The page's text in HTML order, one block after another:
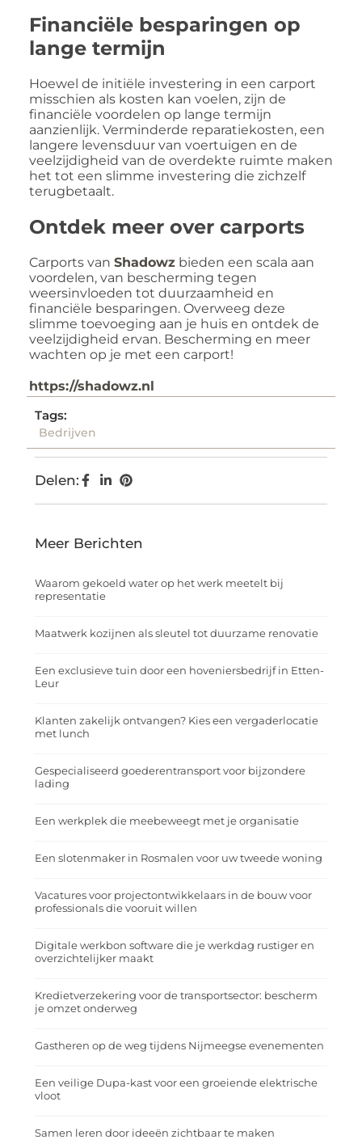
Financiële besparingen op
lange termijn
Hoewel de initiële investering in een carport
misschien als kosten kan voelen, zijn de
financiële voordelen op lange termijn
aanzienlijk. Verminderde reparatiekosten, een
langere levensduur van voertuigen en de
veelzijdigheid van de overdekte ruimte maken
het tot een slimme investering die zichzelf
terugbetaalt.
Ontdek meer over carports
Carports van Shadowz bieden een scala aan
voordelen, van bescherming tegen
weersinvloeden tot duurzaamheid en
financiële besparingen. Overweeg deze
slimme toevoeging aan je huis en ontdek de
veelzijdigheid ervan. Bescherming en meer
wachten op je met een carport!
https://shadowz.nl
Tags:
Bedrijven
Delen:
Meer Berichten
Waarom gekoeld water op het werk meetelt bij
representatie
Maatwerk kozijnen als sleutel tot duurzame renovatie
Een exclusieve tuin door een hoveniersbedrijf in Etten-
Leur
Klanten zakelijk ontvangen? Kies een vergaderlocatie
met lunch
Gespecialiseerd goederentransport voor bijzondere
lading
Een werkplek die meebeweegt met je organisatie
Een slotenmaker in Rosmalen voor uw tweede woning
Vacatures voor projectontwikkelaars in de bouw voor
professionals die vooruit willen
Digitale werkbon software die je werkdag rustiger en
overzichtelijker maakt
Kredietverzekering voor de transportsector: bescherm
je omzet onderweg
Gastheren op de weg tijdens Nijmeegse evenementen
Een veilige Dupa-kast voor een groeiende elektrische
vloot
Samen leren door ideeën zichtbaar te maken